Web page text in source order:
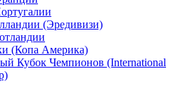
(Эредивизи)
(Копа Америка)
Кубок Чемпионов (International